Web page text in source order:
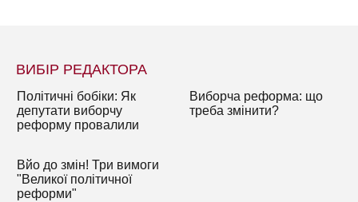
ВИБІР РЕДАКТОРА
Політичні бобіки: Як
депутати виборчу
реформу провалили
Виборча реформа: що
треба змінити?
Вйо до змін! Три вимоги
"Великої політичної
реформи"